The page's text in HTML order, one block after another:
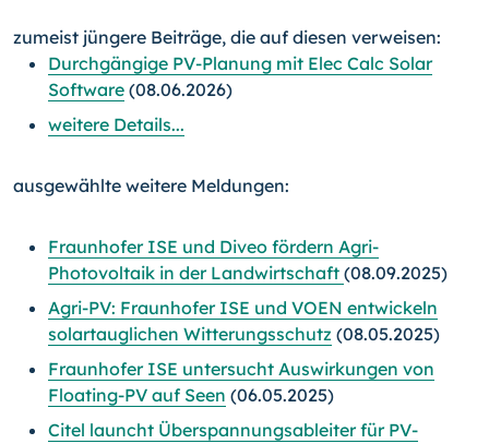
zumeist jüngere Beiträge, die auf diesen verweisen:
Durchgängige PV-Planung mit Elec Calc Solar
Software (08.06.2026)
weitere Details...
ausgewählte weitere Meldungen:
Fraunhofer ISE und Diveo fördern Agri-
Photovoltaik in der Landwirtschaft (08.09.2025)
Agri-PV: Fraunhofer ISE und VOEN entwickeln
solartauglichen Witterungsschutz (08.05.2025)
Fraunhofer ISE untersucht Auswirkungen von
Floating-PV auf Seen (06.05.2025)
Citel launcht Überspannungsableiter für PV-